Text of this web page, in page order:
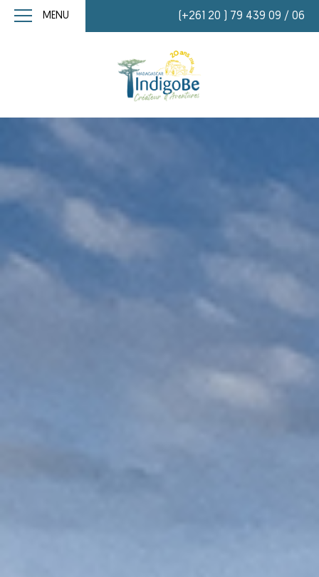
MENU (+261 20 ) 79 439 09 / 06